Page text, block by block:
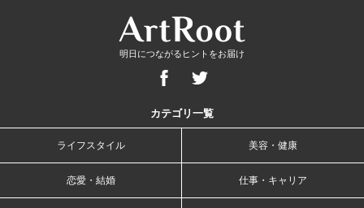
明日につながるヒントをお届け
カテゴリ一覧
ライフスタイル 美容・健康
恋愛・結婚 仕事・キャリア